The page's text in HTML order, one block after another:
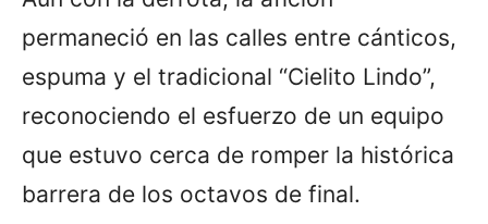
permaneció en las calles entre cánticos,
espuma y el tradicional “Cielito Lindo”,
reconociendo el esfuerzo de un equipo
que estuvo cerca de romper la histórica
barrera de los octavos de final.